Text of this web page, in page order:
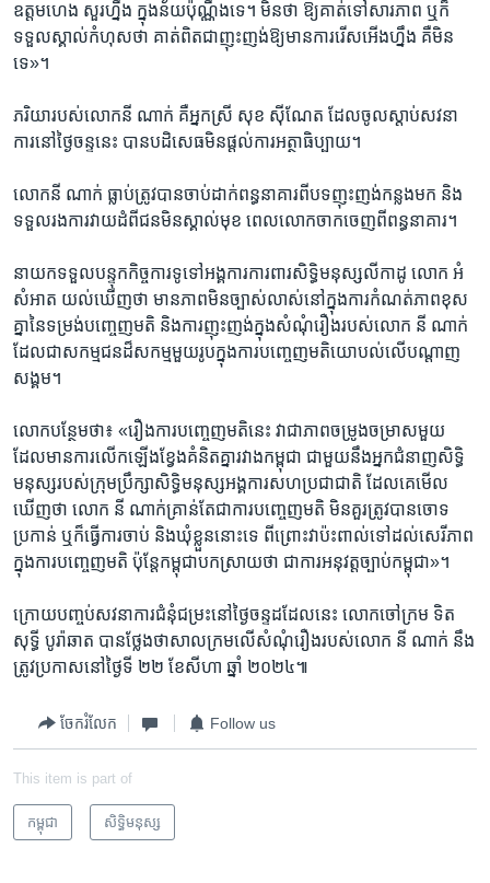
ឧត្តម​ហេង​ សួរ​ហ្នឹង​ ក្នុង​ន័យ​ប៉ុណ្ណឹង​ទេ។ ​មិន​ថា​ ឱ្យ​គាត់​ទៅ​សារភាព​ ឬក៏​
ទទួល​ស្គាល់​កំហុស​ថា​ គាត់​ពិត​ជា​ញុះញង់​ឱ្យ​មាន​ការ​រើស​អើង​ហ្នឹង​ គឺ​មិន​
ទេ»។​
ភរិយា​របស់​លោក​នី ណាក់ ​គឺ​អ្នកស្រី ​សុខ ស៊ីណែត​ ដែល​ចូល​ស្តាប់​សវនា
ការ​នៅ​ថ្ងៃ​ចន្ទ​នេះ ​បាន​បដិសេធ​មិន​ផ្តល់​ការ​អត្ថាធិប្បាយ។​
លោក​នី ណាក់ ​ធ្លាប់​ត្រូវ​បាន​ចាប់​ដាក់​ពន្ធនាគារ​ពី​បទ​ញុះញង់​កន្លង​មក​ និង​
ទទួល​រង​ការ​វាយ​ដំ​ពី​ជន​មិន​ស្គាល់​មុខ​ ពេល​លោក​ចាក​ចេញ​ពី​ពន្ធនាគារ។​
នាយក​ទទួល​បន្ទុក​កិច្ចការ​ទូទៅ​អង្គការ​ការពារ​សិទ្ធិ​មនុស្ស​លីកាដូ​ លោក​ អំ
សំអាត​ យល់​ឃើញ​ថា​ មាន​ភាព​មិន​ច្បាស់​លាស់​នៅ​ក្នុង​ការ​កំណត់​ភាព​ខុស​
គ្នា​នៃ​ទម្រង់​បញ្ចេញ​មតិ​ និង​ការ​ញុះញង់​ក្នុង​សំណុំ​រឿង​របស់​លោក​ នី​ ណាក់​
ដែល​ជា​សកម្ម​ជន​ដ៏​សកម្ម​មួយ​រូប​ក្នុង​ការ​បញ្ចេញ​មតិ​យោបល់​លើ​បណ្តាញ​
សង្គម។​
លោក​បន្ថែម​ថា៖​ «រឿង​ការ​បញ្ចេញ​មតិ​នេះ​ វា​ជា​ភាព​ចម្រូង​ចម្រាស​មួយ​
ដែល​មាន​ការ​លើក​ឡើង​ខ្វែង​គំនិត​គ្នា​រវាង​កម្ពុជា​ ជាមួយ​នឹង​អ្នក​ជំនាញ​សិទ្ធិ​
មនុស្ស​របស់​ក្រុម​ប្រឹក្សា​សិទ្ធិ​មនុស្ស​អង្គការ​សហ​ប្រជាជាតិ​ ដែល​គេ​មើល​
ឃើញ​ថា​ លោក​ នី ណាក់​គ្រាន់​តែ​ជា​ការ​បញ្ចេញ​មតិ​ មិន​គួរ​ត្រូវ​បាន​ចោទ​
ប្រកាន់​ ឬ​ក៏​ធ្វើ​ការ​ចាប់​ និង​ឃុំ​ខ្លួន​នោះ​ទេ​ ពីព្រោះ​វា​ប៉ះពាល់​ទៅ​ដល់​សេរី​ភាព​
ក្នុង​ការ​បញ្ចេញ​មតិ​ ប៉ុន្តែ​កម្ពុជា​បក​ស្រាយ​ថា​ ជា​ការ​អនុវត្ត​ច្បាប់​កម្ពុជា»។​
ក្រោយ​បញ្ចប់​សវនាការ​ជំនុំ​ជម្រះ​នៅ​ថ្ងៃ​ចន្ទ​ដដែល​នេះ​ លោក​ចៅក្រម​ ទិត
សុទ្ធី បូរ៉ាឆាត​ បាន​ថ្លែង​ថាសាល​ក្រម​លើ​សំណុំ​រឿង​របស់​លោក ​នី ណាក់ ​នឹង​
ត្រូវ​ប្រកាស​នៅ​ថ្ងៃទី​ ២២​ ខែ​សីហា​ ឆ្នាំ​ ២០២៤៕​
ចែករំលែក Follow us
This item is part of
កម្ពុជា សិទ្ធិ​មនុស្ស